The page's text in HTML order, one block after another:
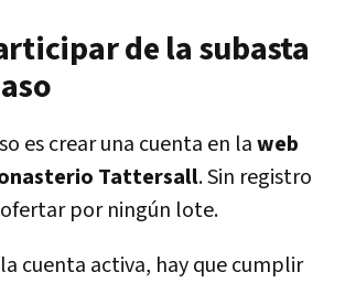
de la subasta
es crear una cuenta en laweb
Tattersall. Sin registro
por ningún lote.
cuenta activa, hay que cumplir